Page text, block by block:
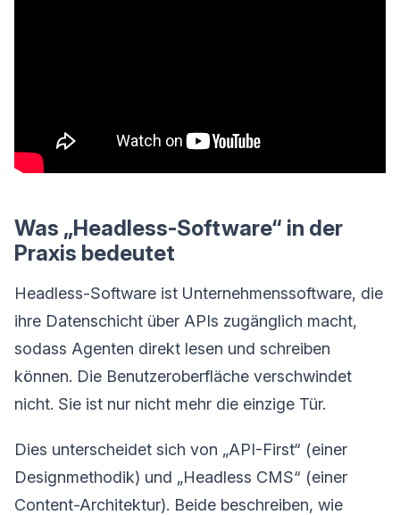
Was „Headless-Software“ in der
Praxis bedeutet
Headless-Software ist Unternehmenssoftware, die
ihre Datenschicht über APIs zugänglich macht,
sodass Agenten direkt lesen und schreiben
können. Die Benutzeroberfläche verschwindet
nicht. Sie ist nur nicht mehr die einzige Tür.
Dies unterscheidet sich von „API-First“ (einer
Designmethodik) und „Headless CMS“ (einer
Content-Architektur). Beide beschreiben, wie